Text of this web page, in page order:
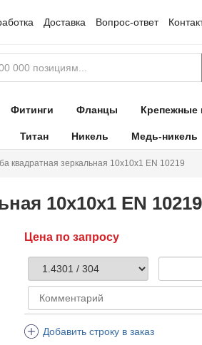
Доставка Вопрос-ответ
Фитинги Фланцы Крепежные
Титан Никель Медь-никель
квадратная зеркальная 10х10х1 EN 10219
10х10х1 EN 10219
Цена по запросу
Добавить строку в заказ